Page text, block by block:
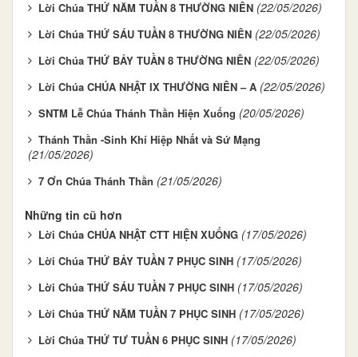
Lời Chúa THỨ NĂM TUẦN 8 THƯỜNG NIÊN (22/05/2026)
Lời Chúa THỨ SÁU TUẦN 8 THƯỜNG NIÊN (22/05/2026)
Lời Chúa THỨ BẢY TUẦN 8 THƯỜNG NIÊN (22/05/2026)
Lời Chúa CHÚA NHẬT IX THƯỜNG NIÊN – A (22/05/2026)
SNTM Lễ Chúa Thánh Thần Hiện Xuống (20/05/2026)
Thánh Thần -Sinh Khí Hiệp Nhất và Sứ Mạng
(21/05/2026)
7 Ơn Chúa Thánh Thần (21/05/2026)
Những tin cũ hơn
Lời Chúa CHÚA NHẬT CTT HIỆN XUỐNG (17/05/2026)
Lời Chúa THỨ BẢY TUẦN 7 PHỤC SINH (17/05/2026)
Lời Chúa THỨ SÁU TUẦN 7 PHỤC SINH (17/05/2026)
Lời Chúa THỨ NĂM TUẦN 7 PHỤC SINH (17/05/2026)
Lời Chúa THỨ TƯ TUẦN 6 PHỤC SINH (17/05/2026)